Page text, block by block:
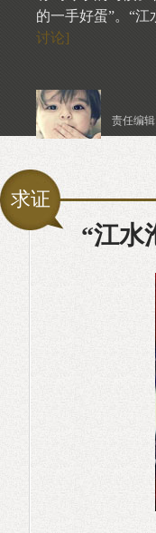
的一手好蛋”。“
讨论]
责任编
求证
“江水